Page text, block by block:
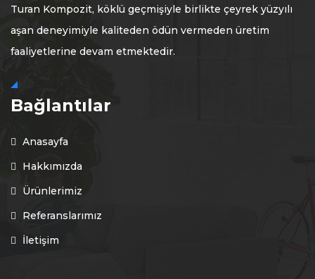
Turan Kompozit, köklü geçmişiyle birlikte çeyrek yüzyılı
aşan deneyimiyle kaliteden ödün vermeden üretim
faaliyetlerine devam etmektedir.
Bağlantılar
Anasayfa
Hakkımızda
Ürünlerimiz
Referanslarımız
İletişim